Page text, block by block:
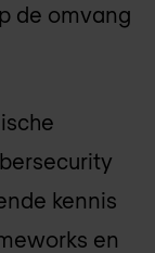
de omvang
kennis
en